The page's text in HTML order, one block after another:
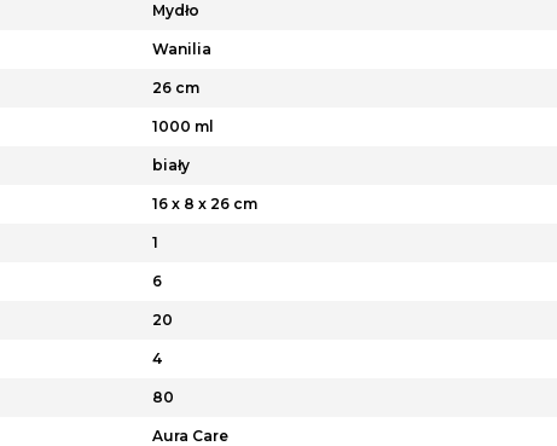
Mydło
Wanilia
26 cm
1000 ml
biały
16 x 8 x 26 cm
1
6
20
4
80
Aura Care